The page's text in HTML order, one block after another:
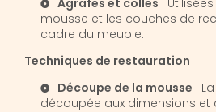
mousse et les couches de
cadre du meuble.
Techniques de restauration
Découpe de la mousse :
découpée aux dimensions et